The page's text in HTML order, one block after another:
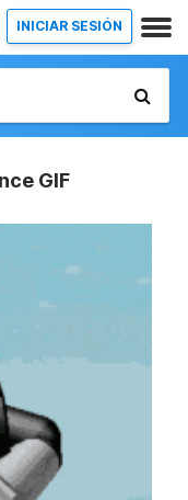
INICIAR SESIÓN
GIF